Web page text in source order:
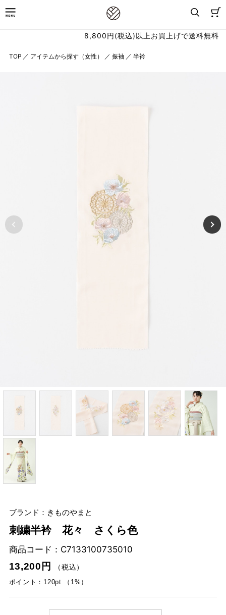
8,800円(税込)以上お買上げで送料無料
TOP ／ アイテムから探す（女性） ／ 振袖 ／ 半衿
ブランド：きものやまと
刺繍半衿 花々 さくら色
商品コード： C7133100735010
13,200円
（税込）
ポイント：120pt （1%）